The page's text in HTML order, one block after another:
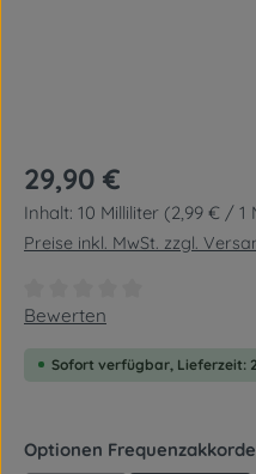
Regulärer Preis:
29,90 €
Inhalt: 10 Milliliter (2,99 € / 1
Preise inkl. MwSt. zzgl.
Durchschnittliche
Bewerten
Sofort verfügbar, Lieferzeit:
Optionen Frequenzakkorde